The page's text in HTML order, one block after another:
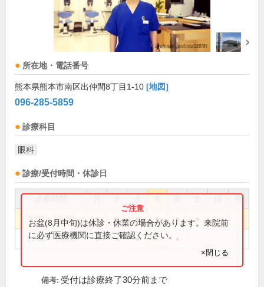
所在地・電話番号
熊本県熊本市南区出仲間8丁目1-10 [地図]
096-285-5859
診療科目
眼科
診療/受付時間・休診日
祝
9:00～12:30 ● ● ● ● ●
14:30～18:00 ● ● ●
お盆(8月中旬)は休診・休業の場合があります。来院前
に必ず医療機関に直接ご確認ください。
×閉じる
備考: 受付は診療終了30分前まで